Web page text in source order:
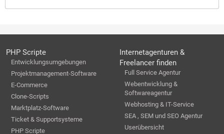
PHP Scripte
Entwicklungsumgebungen
Projektmanagement-Software
E-Commerce
Clone-Scripts
Marktplatz-Software
Ticket & Supportsysteme
PHP Scripte
Internetagenturen &
Freelancer finden
Full Service Agentur
Webentwicklung &
Softwareagentur
Webhosting & IT-Service
SEA , SEM und SEO Agentur
Userübersicht